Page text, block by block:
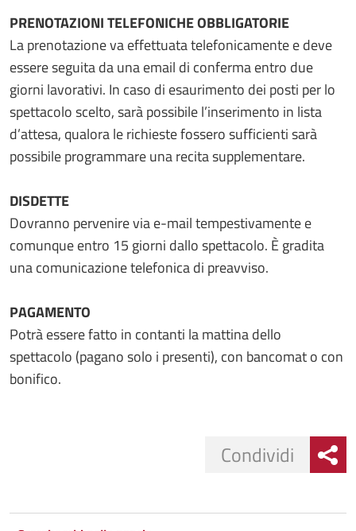
PRENOTAZIONI TELEFONICHE OBBLIGATORIE
La prenotazione va effettuata telefonicamente e deve
essere seguita da una email di conferma entro due
giorni lavorativi. In caso di esaurimento dei posti per lo
spettacolo scelto, sarà possibile l’inserimento in lista
d’attesa, qualora le richieste fossero sufficienti sarà
possibile programmare una recita supplementare.
DISDETTE
Dovranno pervenire via e-mail tempestivamente e
comunque entro 15 giorni dallo spettacolo. È gradita
una comunicazione telefonica di preavviso.
PAGAMENTO
Potrà essere fatto in contanti la mattina dello
spettacolo (pagano solo i presenti), con bancomat o con
bonifico.
Condividi